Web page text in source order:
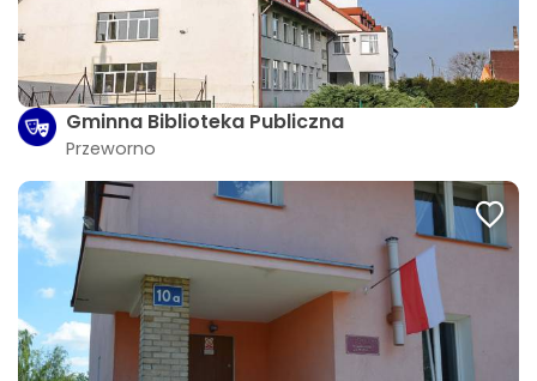
Gminna Biblioteka Publiczna
Przeworno